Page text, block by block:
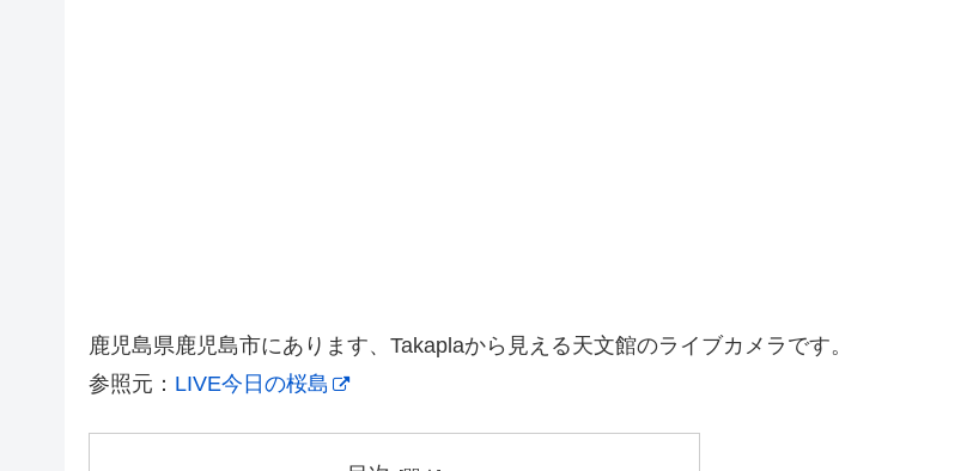
鹿児島県鹿児島市にあります、Takaplaから見える天文館のライブカメラです。
参照元： LIVE今日の桜島